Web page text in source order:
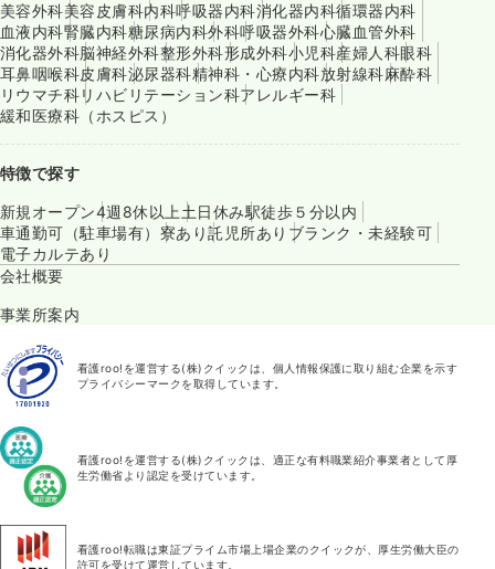
美容外科美容皮膚科内科呼吸器内科消化器内科循環器内科
血液内科腎臓内科糖尿病内科外科呼吸器外科心臓血管外科
消化器外科脳神経外科整形外科形成外科小児科産婦人科眼科
耳鼻咽喉科皮膚科泌尿器科精神科・心療内科放射線科麻酔科
リウマチ科リハビリテーション科アレルギー科
緩和医療科（ホスピス）
特徴で探す
新規オープン4週8休以上 土日休み駅徒歩５分以内
車通勤可（駐車場有） 寮あり託児所あり ブランク・未経験可
電子カルテあり
会社概要
事業所案内
看護roo!を運営する(株)クイックは、個人情報保護に取り組む企業を示す
プライバシーマークを取得しています。
看護roo!を運営する(株)クイックは、適正な有料職業紹介事業者として厚
生労働省より認定を受けています。
看護roo!転職は東証プライム市場上場企業のクイックが、厚生労働大臣の
許可を受けて運営しています。